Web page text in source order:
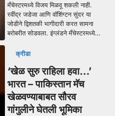
मँचेस्टरमध्ये विजय मिळवू शकली नाही.
रवींद्र जडेजा आणि वॉशिंग्टन सुंदर या
जोडीने द्विशतकी भागीदारी करत सामना
बरोबरीत सोडवला. इंग्लंडने मँचेस्टरमध्ये…
क्रीडा
‘खेळ सुरु राहिला हवा…’
भारत – पाकिस्तान मॅच
खेळवण्याबाबत सौरव
गांगुलीने घेतली भूमिका